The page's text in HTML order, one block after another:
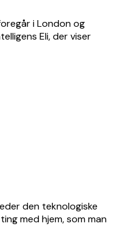
i London og
Eli, der viser
den teknologiske
med hjem, som man